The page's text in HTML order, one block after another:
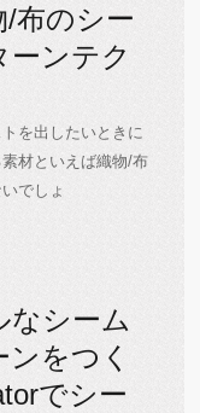
/布のシー
ーンテク
を出したいときに
材といえば織物/布
でしょ
なシーム
をつく
でシー